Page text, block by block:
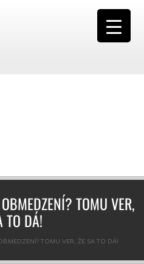
TOMU VER,
TO DÁ!
TOMU VER, ŽE SA TO DÁ!